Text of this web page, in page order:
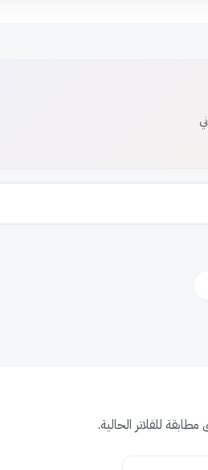
للفلاتر الحالية.